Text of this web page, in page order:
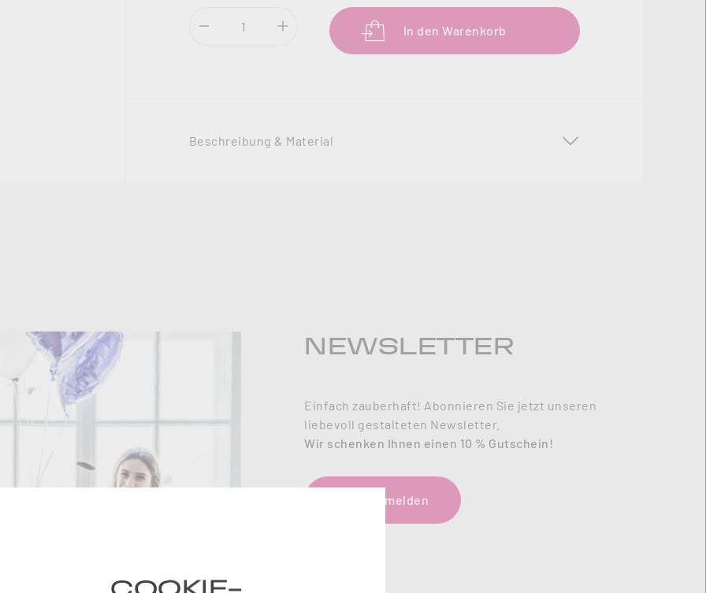
Produkt Anzahl: Gib den gewünschten Wert ein oder
In den Warenkorb
Beschreibung & Material
NEWSLETTER
Einfach zauberhaft! Abonnieren Sie jetzt unseren
liebevoll gestalteten Newsletter.
Wir schenken Ihnen einen 10 % Gutschein!
Jetzt anmelden